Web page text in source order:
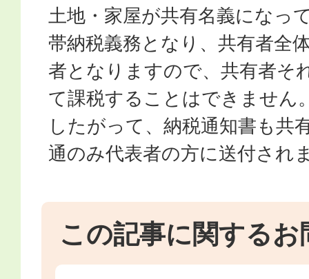
土地・家屋が共有名義になっ
帯納税義務となり、共有者全
者となりますので、共有者そ
て課税することはできません
したがって、納税通知書も共
通のみ代表者の方に送付され
この記事に関するお